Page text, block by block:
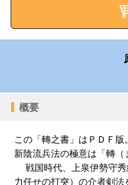
概要
この「轉之書」はＰＤＦ版
新陰流兵法の極意は「轉（
戦国時代、上泉伊勢守秀
力任せの打突）の介者剣